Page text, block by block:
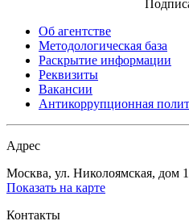
Об агентстве
Методологическая база
Раскрытие информации
Реквизиты
Вакансии
Антикоррупционная
Адрес
Москва, ул. Николоямская, дом
Показать на карте
Контакты